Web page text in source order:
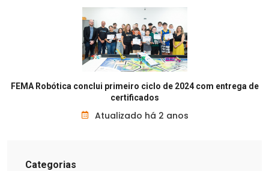
FEMA Robótica conclui primeiro ciclo de 2024 com entrega de
certificados
Atualizado há 2 anos
Categorias